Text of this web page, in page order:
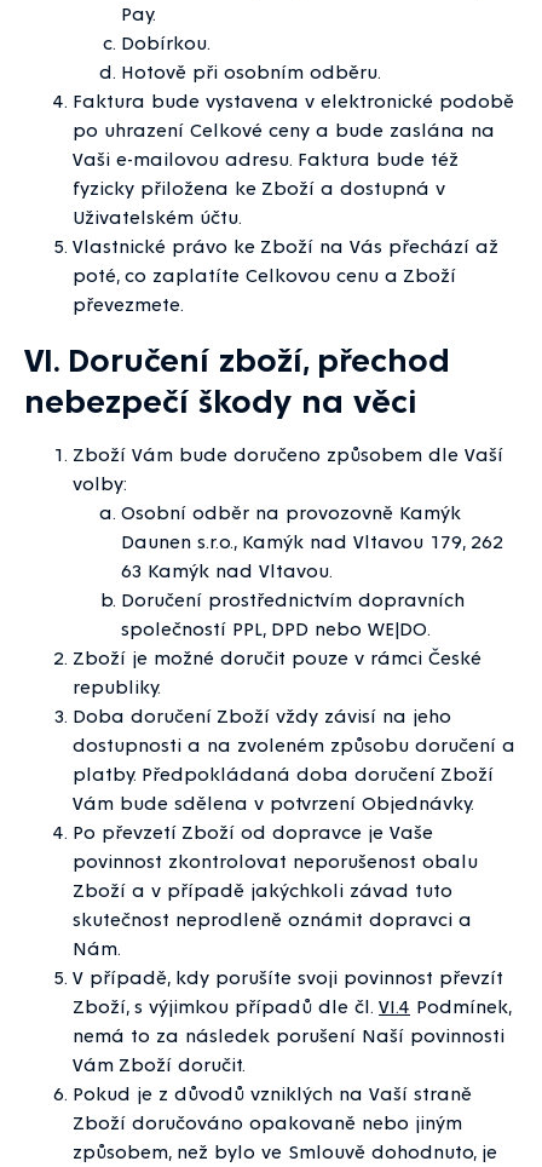
Pay.
Dobírkou.
Hotově při osobním odběru.
Faktura bude vystavena v elektronické podobě
po uhrazení Celkové ceny a bude zaslána na
Vaši e-mailovou adresu. Faktura bude též
fyzicky přiložena ke Zboží a dostupná v
Uživatelském účtu.
Vlastnické právo ke Zboží na Vás přechází až
poté, co zaplatíte Celkovou cenu a Zboží
převezmete.
VI. Doručení zboží, přechod
nebezpečí škody na věci
Zboží Vám bude doručeno způsobem dle Vaší
volby:
Osobní odběr na provozovně Kamýk
Daunen s.r.o., Kamýk nad Vltavou 179, 262
63 Kamýk nad Vltavou.
Doručení prostřednictvím dopravních
společností PPL, DPD nebo WE|DO.
Zboží je možné doručit pouze v rámci České
republiky.
Doba doručení Zboží vždy závisí na jeho
dostupnosti a na zvoleném způsobu doručení a
platby. Předpokládaná doba doručení Zboží
Vám bude sdělena v potvrzení Objednávky.
Po převzetí Zboží od dopravce je Vaše
povinnost zkontrolovat neporušenost obalu
Zboží a v případě jakýchkoli závad tuto
skutečnost neprodleně oznámit dopravci a
Nám.
V případě, kdy porušíte svoji povinnost převzít
Zboží, s výjimkou případů dle čl. VI.4 Podmínek,
nemá to za následek porušení Naší povinnosti
Vám Zboží doručit.
Pokud je z důvodů vzniklých na Vaší straně
Zboží doručováno opakovaně nebo jiným
způsobem, než bylo ve Smlouvě dohodnuto, je